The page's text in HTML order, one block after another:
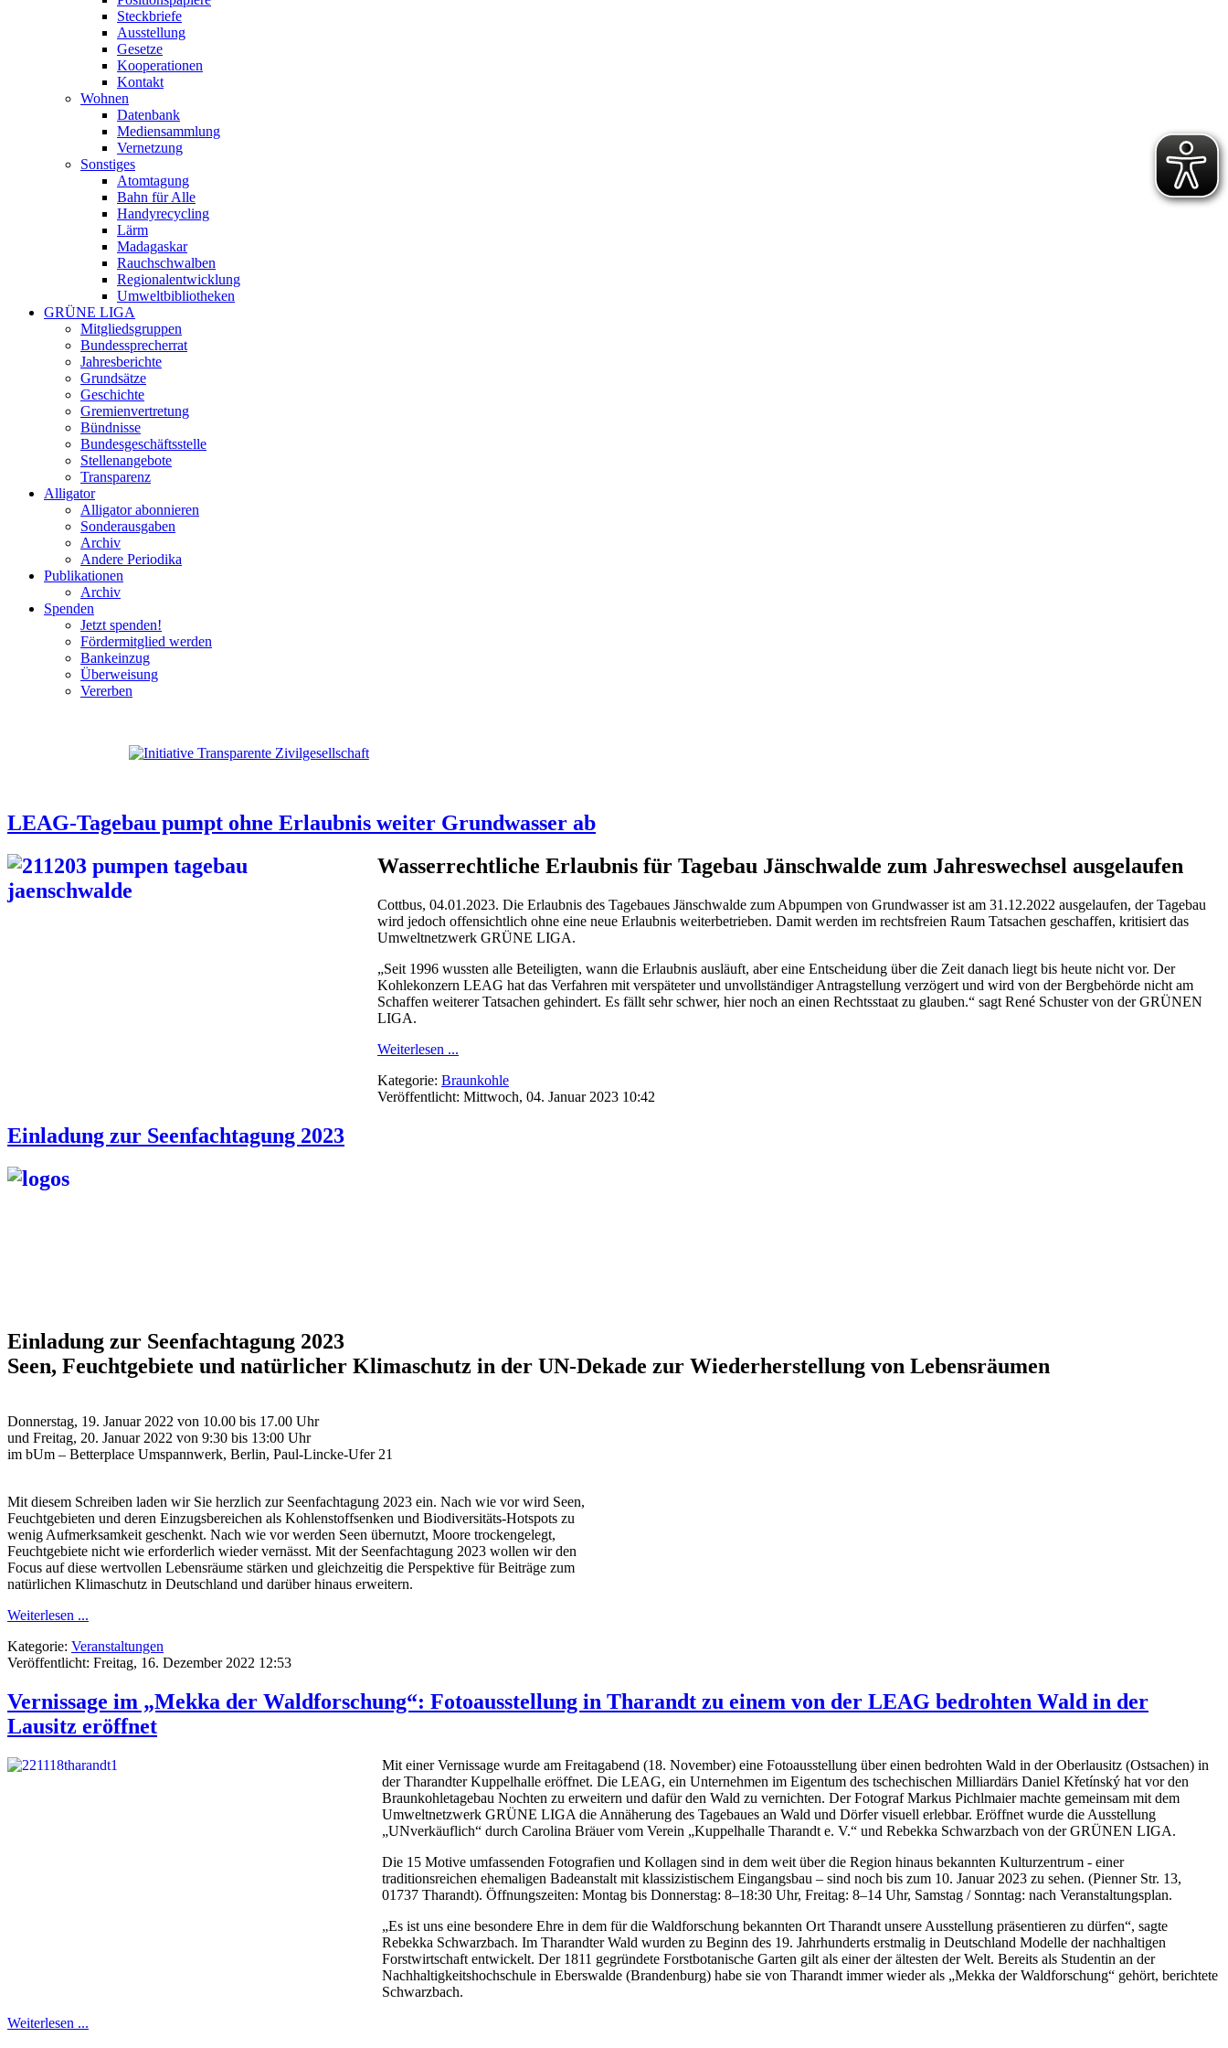
Steckbriefe
Ausstellung
Gesetze
Kooperationen
Kontakt
Wohnen
Datenbank
Mediensammlung
Vernetzung
Sonstiges
Atomtagung
Bahn für Alle
Handyrecycling
Lärm
Madagaskar
Rauchschwalben
Regionalentwicklung
Umweltbibliotheken
GRÜNE LIGA
Mitgliedsgruppen
Bundessprecherrat
Jahresberichte
Grundsätze
Geschichte
Gremienvertretung
Bündnisse
Bundesgeschäftsstelle
Stellenangebote
Transparenz
Alligator
Alligator abonnieren
Sonderausgaben
Archiv
Andere Periodika
Publikationen
Archiv
Spenden
Jetzt spenden!
Fördermitglied werden
Bankeinzug
Überweisung
Vererben
LEAG-Tagebau pumpt ohne Erlaubnis weiter Grundwasser ab
Wasserrechtliche Erlaubnis für Tagebau Jänschwalde zum Jahreswechsel ausgelaufen
Cottbus, 04.01.2023. Die Erlaubnis des Tagebaues Jänschwalde zum Abpumpen von Grundwasser ist am 31.12.2022 ausgelaufen, der Tagebau
wird jedoch offensichtlich ohne eine neue Erlaubnis weiterbetrieben. Damit werden im rechtsfreien Raum Tatsachen geschaffen, kritisiert das
Umweltnetzwerk GRÜNE LIGA.
„Seit 1996 wussten alle Beteiligten, wann die Erlaubnis ausläuft, aber eine Entscheidung über die Zeit danach liegt bis heute nicht vor. Der
Kohlekonzern LEAG hat das Verfahren mit verspäteter und unvollständiger Antragstellung verzögert und wird von der Bergbehörde nicht am
Schaffen weiterer Tatsachen gehindert. Es fällt sehr schwer, hier noch an einen Rechtsstaat zu glauben.“ sagt René Schuster von der GRÜNEN
LIGA.
Weiterlesen ...
Kategorie: Braunkohle
Veröffentlicht: Mittwoch, 04. Januar 2023 10:42
Einladung zur Seenfachtagung 2023
Einladung zur Seenfachtagung 2023
Seen, Feuchtgebiete und natürlicher Klimaschutz in der UN-Dekade zur Wiederherstellung von Lebensräumen
Donnerstag, 19. Januar 2022 von 10.00 bis 17.00 Uhr
und Freitag, 20. Januar 2022 von 9:30 bis 13:00 Uhr
im bUm – Betterplace Umspannwerk, Berlin, Paul-Lincke-Ufer 21
Mit diesem Schreiben laden wir Sie herzlich zur Seenfachtagung 2023 ein. Nach wie vor wird Seen,
Feuchtgebieten und deren Einzugsbereichen als Kohlenstoffsenken und Biodiversitäts-Hotspots zu
wenig Aufmerksamkeit geschenkt. Nach wie vor werden Seen übernutzt, Moore trockengelegt,
Feuchtgebiete nicht wie erforderlich wieder vernässt. Mit der Seenfachtagung 2023 wollen wir den
Focus auf diese wertvollen Lebensräume stärken und gleichzeitig die Perspektive für Beiträge zum
natürlichen Klimaschutz in Deutschland und darüber hinaus erweitern.
Weiterlesen ...
Kategorie: Veranstaltungen
Veröffentlicht: Freitag, 16. Dezember 2022 12:53
Vernissage im „Mekka der Waldforschung“: Fotoausstellung in Tharandt zu einem von der LEAG bedrohten Wald in der
Lausitz eröffnet
Mit einer Vernissage wurde am Freitagabend (18. November) eine Fotoausstellung über einen bedrohten Wald in der Oberlausitz (Ostsachen) in
der Tharandter Kuppelhalle eröffnet. Die LEAG, ein Unternehmen im Eigentum des tschechischen Milliardärs Daniel Křetínský hat vor den
Braunkohletagebau Nochten zu erweitern und dafür den Wald zu vernichten. Der Fotograf Markus Pichlmaier machte gemeinsam mit dem
Umweltnetzwerk GRÜNE LIGA die Annäherung des Tagebaues an Wald und Dörfer visuell erlebbar. Eröffnet wurde die Ausstellung
„UNverkäuflich“ durch Carolina Bräuer vom Verein „Kuppelhalle Tharandt e. V.“ und Rebekka Schwarzbach von der GRÜNEN LIGA.
Die 15 Motive umfassenden Fotografien und Kollagen sind in dem weit über die Region hinaus bekannten Kulturzentrum - einer
traditionsreichen ehemaligen Badeanstalt mit klassizistischem Eingangsbau – sind noch bis zum 10. Januar 2023 zu sehen. (Pienner Str. 13,
01737 Tharandt). Öffnungszeiten: Montag bis Donnerstag: 8–18:30 Uhr, Freitag: 8–14 Uhr, Samstag / Sonntag: nach Veranstaltungsplan.
„Es ist uns eine besondere Ehre in dem für die Waldforschung bekannten Ort Tharandt unsere Ausstellung präsentieren zu dürfen“, sagte
Rebekka Schwarzbach. Im Tharandter Wald wurden zu Beginn des 19. Jahrhunderts erstmalig in Deutschland Modelle der nachhaltigen
Forstwirtschaft entwickelt. Der 1811 gegründete Forstbotanische Garten gilt als einer der ältesten der Welt. Bereits als Studentin an der
Nachhaltigkeitshochschule in Eberswalde (Brandenburg) habe sie von Tharandt immer wieder als „Mekka der Waldforschung“ gehört, berichtete
Schwarzbach.
Weiterlesen ...